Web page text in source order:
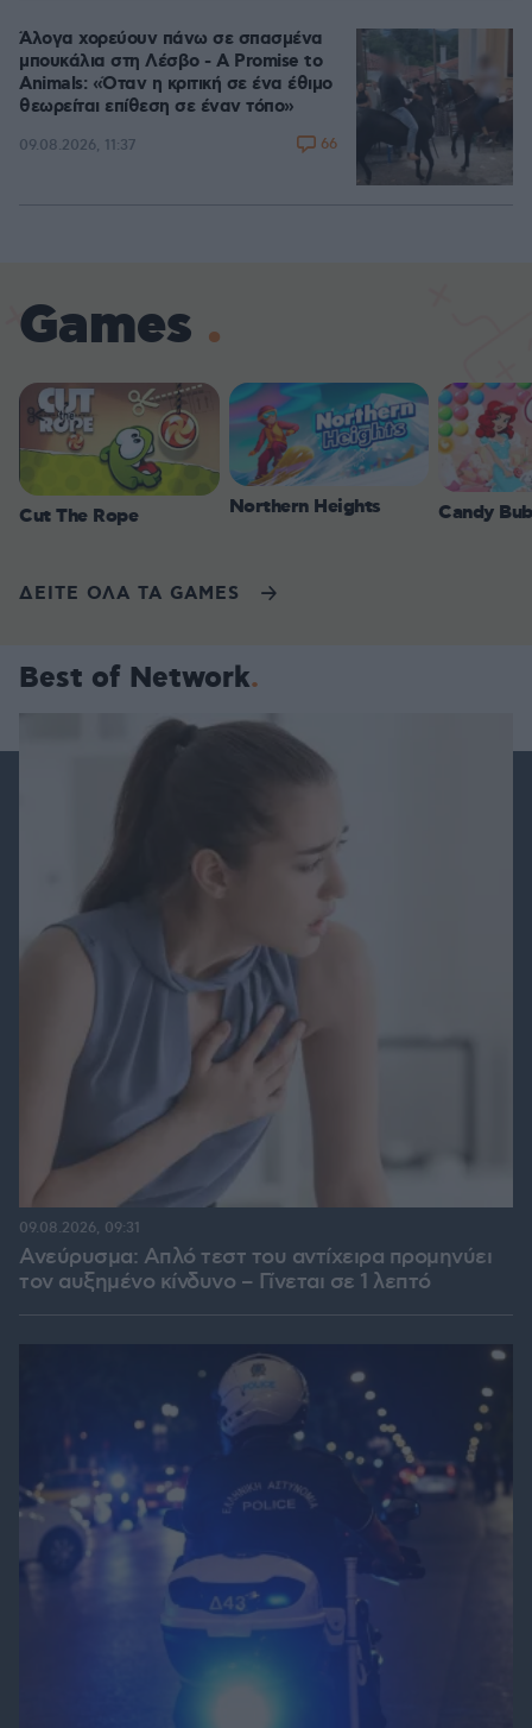
Άλογα χορεύουν πάνω σε σπασμένα
μπουκάλια στη Λέσβο - A Promise to
Animals: «Όταν η κριτική σε ένα έθιμο
θεωρείται επίθεση σε έναν τόπο»
09.08.2026, 11:37 66
Games
Cut The Rope Northern Heights Candy
ΔΕΙΤΕ ΟΛΑ ΤΑ GAMES
Best of Network
Ανεύρυσμα: Απλό τεστ του αντίχειρα προμηνύει
τον αυξημένο κίνδυνο – Γίνεται σε 1 λεπτό
09.08.2026, 09:31